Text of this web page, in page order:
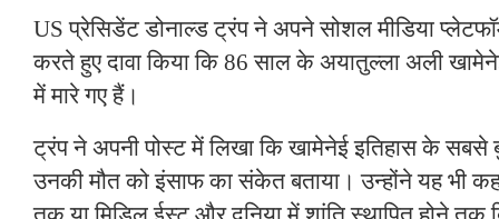
US प्रेसिडेंट डोनाल्ड ट्रंप ने अपने सोशल मीडिया
करते हुए दावा किया कि 86 साल के अयातुल्ला अली
में मारे गए हैं।
ट्रंप ने अपनी पोस्ट में लिखा कि खामेनेई इतिहास के
उनकी मौत को इंसाफ का संकेत बताया। उन्होंने यह भी